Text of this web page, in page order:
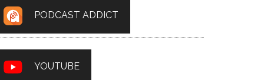
PODCAST ADDICT
YOUTUBE